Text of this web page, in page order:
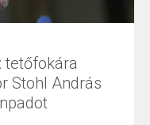
tetőfokára
Stohl András